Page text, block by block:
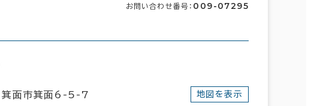
お問い合わせ番号： 009-07295
箕面市箕面6-5-7 地図を表示